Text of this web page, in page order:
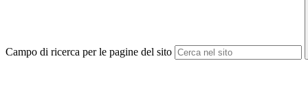
Campo di ricerca per le pagine del sito